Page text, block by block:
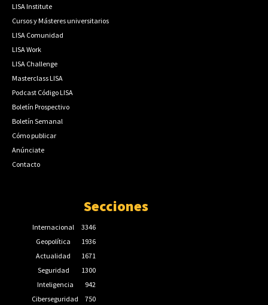
LISA Institute
Cursos y Másteres universitarios
LISA Comunidad
LISA Work
LISA Challenge
Masterclass LISA
Podcast Código LISA
Boletín Prospectivo
Boletín Semanal
Cómo publicar
Anúnciate
Contacto
Secciones
Internacional
3346
Geopolítica
1936
Actualidad
1671
Seguridad
1300
Inteligencia
942
Ciberseguridad
750